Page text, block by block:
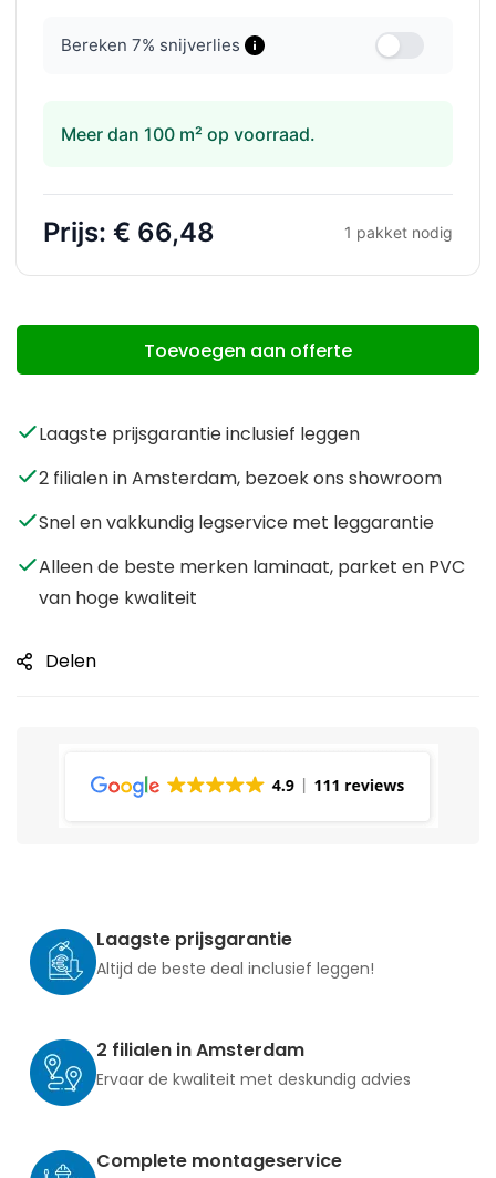
Bereken 7% snijverlies
Meer dan 100 m² op voorraad.
Prijs: € 66,48 1 pakket nodig
Toevoegen aan offerte
Laagste prijsgarantie inclusief leggen
2 filialen in Amsterdam, bezoek ons showroom
Snel en vakkundig legservice met leggarantie
Alleen de beste merken laminaat, parket en PVC
van hoge kwaliteit
Delen
Laagste prijsgarantie
Altijd de beste deal inclusief leggen!
2 filialen in Amsterdam
Ervaar de kwaliteit met deskundig advies
Complete montageservice